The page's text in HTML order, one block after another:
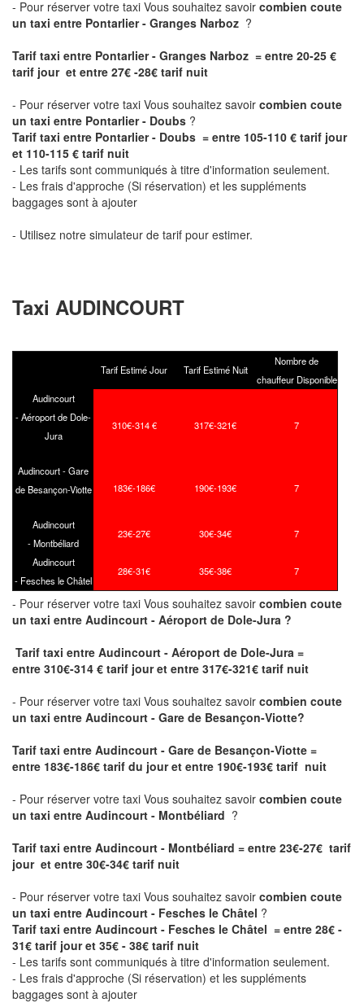
- Pour réserver votre taxi Vous souhaitez savoir combien coute
un taxi entre Pontarlier - Granges Narboz ?
Tarif taxi entre Pontarlier - Granges Narboz = entre 20-25 €
tarif jour et entre 27€ -28€ tarif nuit
- Pour réserver votre taxi Vous souhaitez savoir combien coute
un taxi entre Pontarlier - Doubs ?
Tarif taxi entre Pontarlier - Doubs = entre 105-110 € tarif jour
et 110-115 € tarif nuit
- Les tarifs sont communiqués à titre d'information seulement.
- Les frais d'approche (Si réservation) et les suppléments
baggages sont à ajouter
- Utilisez notre simulateur de tarif pour estimer.
Taxi AUDINCOURT
Tarif Estimé Jour Tarif Estimé Nuit
Nombre de
chauffeur Disponible
Audincourt
- Aéroport de Dole-
Jura
310€-314 € 317€-321€ 7
Audincourt - Gare
de Besançon-Viotte
183€-186€ 190€-193€ 7
Audincourt
- Montbéliard
23€-27€ 30€-34€ 7
Audincourt
- Fesches le Châtel
28€-31€ 35€-38€ 7
- Pour réserver votre taxi Vous souhaitez savoir combien coute
un taxi entre Audincourt - Aéroport de Dole-Jura ?
Tarif taxi entre Audincourt - Aéroport de Dole-Jura =
entre 310€-314 € tarif jour et entre 317€-321€ tarif nuit
- Pour réserver votre taxi Vous souhaitez savoir combien coute
un taxi entre Audincourt - Gare de Besançon-Viotte?
Tarif taxi entre Audincourt - Gare de Besançon-Viotte =
entre 183€-186€ tarif du jour et entre 190€-193€ tarif nuit
- Pour réserver votre taxi Vous souhaitez savoir combien coute
un taxi entre Audincourt - Montbéliard ?
Tarif taxi entre Audincourt - Montbéliard = entre 23€-27€ tarif
jour et entre 30€-34€ tarif nuit
- Pour réserver votre taxi Vous souhaitez savoir combien coute
un taxi entre Audincourt - Fesches le Châtel ?
Tarif taxi entre Audincourt - Fesches le Châtel = entre 28€ -
31€ tarif jour et 35€ - 38€ tarif nuit
- Les tarifs sont communiqués à titre d'information seulement.
- Les frais d'approche (Si réservation) et les suppléments
baggages sont à ajouter